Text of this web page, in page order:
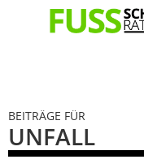
BEITRÄGE FÜR
UNFALL